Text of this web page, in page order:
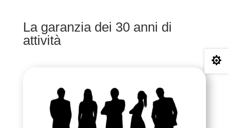
La garanzia dei 30 anni di
attività
